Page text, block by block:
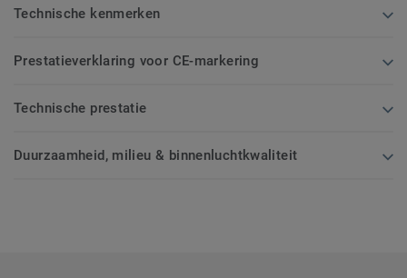
Technische kenmerken
Prestatieverklaring voor CE-markering
Technische prestatie
Duurzaamheid, milieu & binnenluchtkwaliteit